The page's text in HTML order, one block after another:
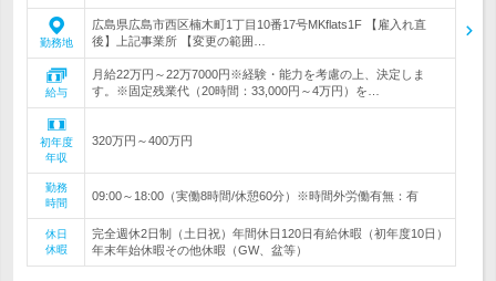
勤務地
広島県広島市西区楠木町1丁目10番17号MKflats1F 【雇入れ直
後】上記事業所 【変更の範囲…
給与
月給22万円～22万7000円※経験・能力を考慮の上、決定しま
す。※固定残業代（20時間：33,000円～4万円）を…
初年度
年収
320万円～400万円
勤務
時間
09:00～18:00（実働8時間/休憩60分）※時間外労働有無：有
休日
休暇
完全週休2日制（土日祝）年間休日120日有給休暇（初年度10日）
年末年始休暇その他休暇（GW、盆等）